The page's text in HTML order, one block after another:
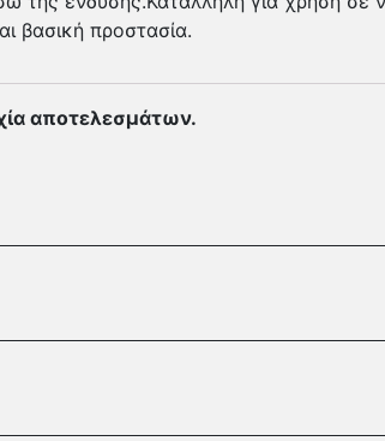
βασική προστασία.
αποτελεσμάτων.